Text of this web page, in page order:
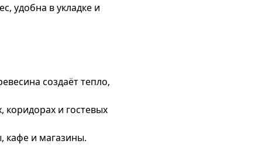
удобна в укладке и
создаёт тепло,
коридорах и гостевых
кафе и магазины.